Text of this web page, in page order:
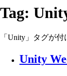
Tag:
「Unity」タグが
Unity